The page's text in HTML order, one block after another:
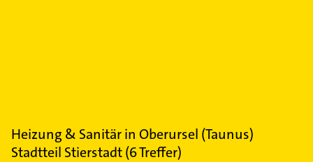
Heizung & Sanitärin Oberursel (Taunus)
Stadtteil Stierstadt(6Treffer)